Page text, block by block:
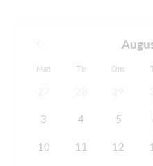
Man Tir Ons
3 4 5
10 11 12